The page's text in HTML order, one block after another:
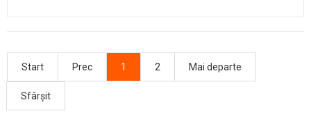
Start Prec 1 2 Mai departe
Sfârșit